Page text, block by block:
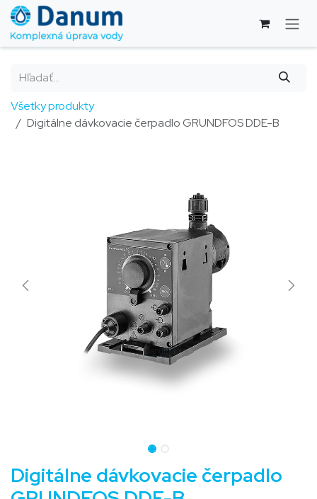
Skip to Content
Všetky produkty
Digitálne dávkovacie čerpadlo GRUNDFOS DDE-B
Digitálne dávkovacie čerpadlo